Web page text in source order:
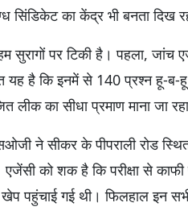
सिंडिकेट का केंद्र भी बनता दिख
सुरागों पर टिकी है। पहला,
यह है कि इनमें से 140 प्रश्न हू-
लीक का सीधा प्रमाण माना जा
ने सीकर के पीपराली रोड
एजेंसी को शक है कि परीक्षा से
पहुंचाई गई थी। फिलहाल इन